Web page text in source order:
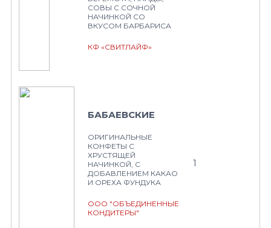
СОВЫ С СОЧНОЙ
НАЧИНКОЙ СО
ВКУСОМ БАРБАРИСА
КФ «СВИТЛАЙФ»
БАБАЕВСКИЕ
ОРИГИНАЛЬНЫЕ
КОНФЕТЫ С
ХРУСТЯЩЕЙ
НАЧИНКОЙ, С
ДОБАВЛЕНИЕМ КАКАО
И ОРЕХА ФУНДУКА
ООО "ОБЪЕДИНЕННЫЕ
КОНДИТЕРЫ"
1